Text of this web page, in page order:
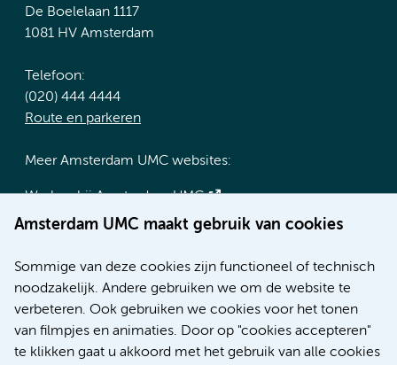
Amsterdam UMC maakt gebruik van cookies
Sommige van deze cookies zijn functioneel of technisch
noodzakelijk. Andere gebruiken we om de website te
verbeteren. Ook gebruiken we cookies voor het tonen
van filmpjes en animaties. Door op "cookies accepteren"
te klikken gaat u akkoord met het gebruik van alle cookies
De Boelelaan 1117
1081 HV Amsterdam
Telefoon:
(020) 444 4444
Route en parkeren
Meer Amsterdam UMC websites:
Werken bij Amsterdam UMC
Over Amsterdam UMC
Research
Educatie locatie AMC
Educatie locatie VUmc